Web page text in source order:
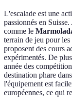
L'escalade est une
passionnés en
comme le
terrain de jeu pour
proposent des cours
expérimentés. De
année des
destination phare
l'équipement est
européennes, ce qui